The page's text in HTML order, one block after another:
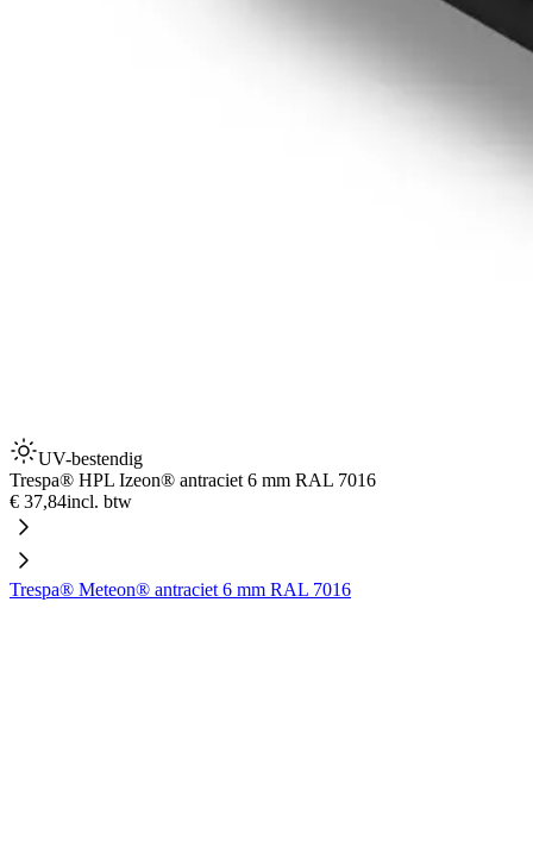
UV-bestendig
Trespa® HPL Izeon® antraciet 6 mm RAL 7016
€ 37,84incl. btw
Trespa® Meteon® antraciet 6 mm RAL 7016